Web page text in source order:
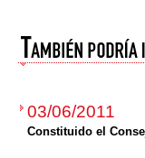
03/06/2011
Constituido el